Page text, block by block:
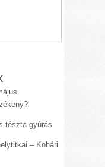
tészta gyúrás
– Kohári